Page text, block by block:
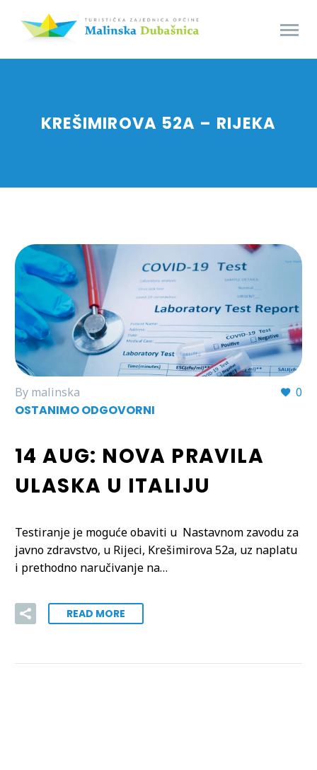
KREŠIMIROVA 52A – RIJEKA
0
By malinska
OSTANIMO ODGOVORNI
14 AUG: NOVA PRAVILA
ULASKA U ITALIJU
Testiranje je moguće obaviti u Nastavnom zavodu za
javno zdravstvo, u Rijeci, Krešimirova 52a, uz naplatu
i prethodno naručivanje na…
READ MORE